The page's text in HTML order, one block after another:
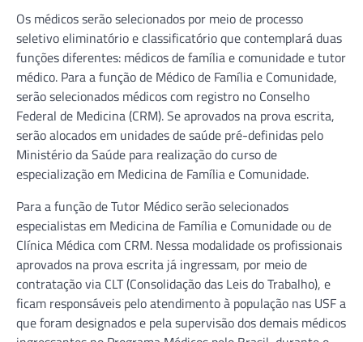
Os médicos serão selecionados por meio de processo
seletivo eliminatório e classificatório que contemplará duas
funções diferentes: médicos de família e comunidade e tutor
médico. Para a função de Médico de Família e Comunidade,
serão selecionados médicos com registro no Conselho
Federal de Medicina (CRM). Se aprovados na prova escrita,
serão alocados em unidades de saúde pré-definidas pelo
Ministério da Saúde para realização do curso de
especialização em Medicina de Família e Comunidade.
Para a função de Tutor Médico serão selecionados
especialistas em Medicina de Família e Comunidade ou de
Clínica Médica com CRM. Nessa modalidade os profissionais
aprovados na prova escrita já ingressam, por meio de
contratação via CLT (Consolidação das Leis do Trabalho), e
ficam responsáveis pelo atendimento à população nas USF a
que foram designados e pela supervisão dos demais médicos